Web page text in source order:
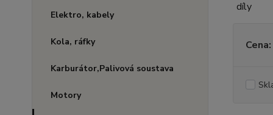
Elektro, kabely
Kola, ráfky
Karburátor,Palivová soustava
Motory
Cena: